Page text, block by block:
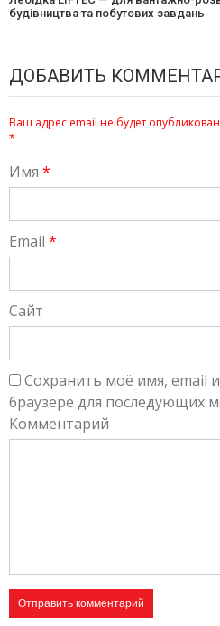
будівництва та побутових завдань
ДОБАВИТЬ
Ваш адрес email не будет
*
Имя *
Email *
Сайт
Сохранить моё имя, email
браузере для последующих
Комментарий